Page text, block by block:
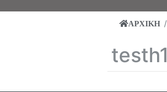
ΑΡΧΙΚΗ
testh1